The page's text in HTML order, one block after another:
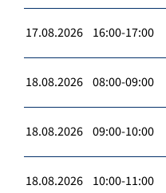
17.08.2026 16:00-17:00
18.08.2026 08:00-09:00
18.08.2026 09:00-10:00
18.08.2026 10:00-11:00